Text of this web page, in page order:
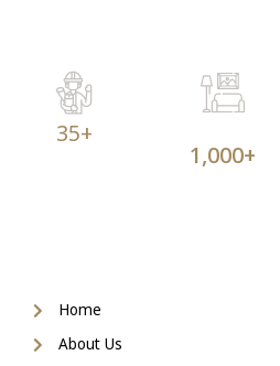
35+
1,000+
Home
About Us